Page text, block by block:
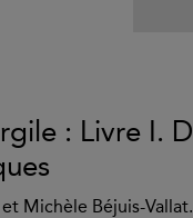
: Livre I.
Michèle Béjuis-Vallat.